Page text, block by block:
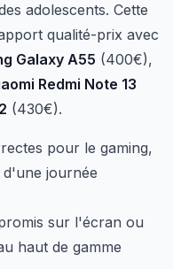
adolescents. Cette
qualité-prix avec
Galaxy A55 (400€),
Redmi Note 13
(430€).
pour le gaming,
journée
sur l'écran ou
haut de gamme